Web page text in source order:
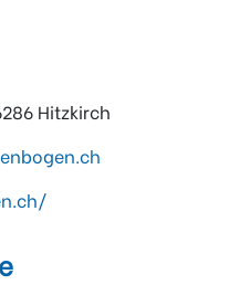
Hitzkirch